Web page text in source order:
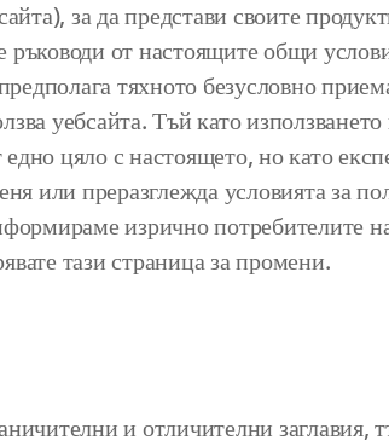
за да представи своите
ръководи от настоящите общи
тяхното безусловно
уебсайта. Тъй като
цяло с настоящето, но като
или преразглежда условията за
изрично потребителите
тази страница за промени.
и отличителни заглавия,